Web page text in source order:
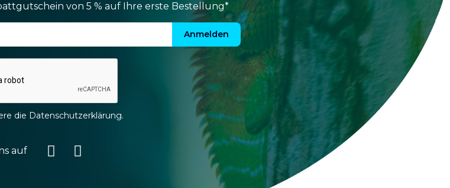
von 5 % auf Ihre erste Bestellung*
Anmelden
die Datenschutzerklärung.
auf